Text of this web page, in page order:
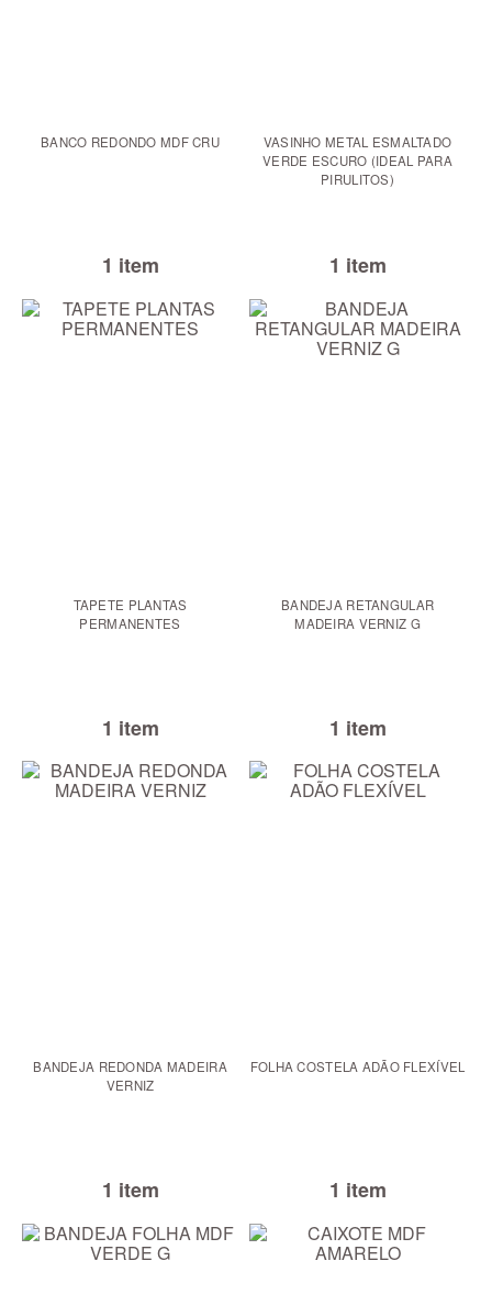
BANCO REDONDO MDF CRU
1 item
VASINHO METAL ESMALTADO
VERDE ESCURO (IDEAL PARA
PIRULITOS)
1 item
TAPETE PLANTAS
PERMANENTES
1 item
BANDEJA RETANGULAR
MADEIRA VERNIZ G
1 item
BANDEJA REDONDA MADEIRA
VERNIZ
1 item
FOLHA COSTELA ADÃO FLEXÍVEL
1 item